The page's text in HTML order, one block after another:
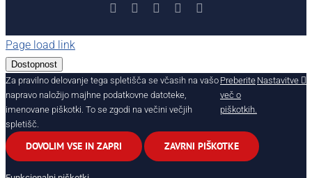
Facebook YouTubeInstagram
Page load link
Dostopnost
Za pravilno delovanje tega spletišča se včasih na vašo
napravo naložijo majhne podatkovne datoteke,
imenovane piškotki. To se zgodi na večini večjih
spletišč.
Preberite
več o
piškotkih.
Nastavitve
DOVOLIM VSE IN ZAPRI ZAVRNI PIŠKOTKE